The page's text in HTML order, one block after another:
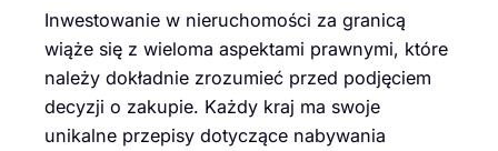
Inwestowanie w nieruchomości za granicą
wiąże się z wieloma aspektami prawnymi, które
należy dokładnie zrozumieć przed podjęciem
decyzji o zakupie. Każdy kraj ma swoje
unikalne przepisy dotyczące nabywania